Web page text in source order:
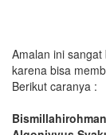
Amalan ini
karena bisa
Berikut caranya :